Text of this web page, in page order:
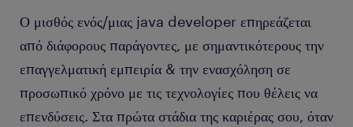
Ο μισθός ενός/μιας java developer επηρεάζεται
από διάφορους παράγοντες, με σημαντικότερους την
επαγγελματική εμπειρία & την ενασχόληση σε
προσωπικό χρόνο με τις τεχνολογίες που θέλεις να
επενδύσεις. Στα πρώτα στάδια της καριέρας σου, όταν